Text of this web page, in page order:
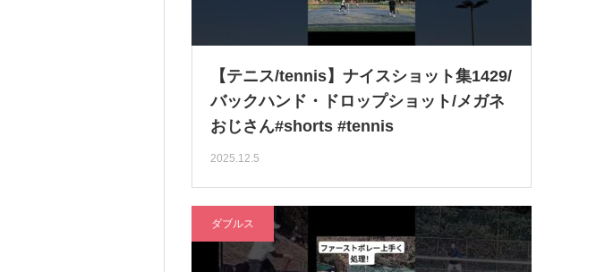
【テニス/tennis】ナイスショット集1429/
バックハンド・ドロップショット/メガネ
おじさん#shorts #tennis
2025.12.5
ダブルス